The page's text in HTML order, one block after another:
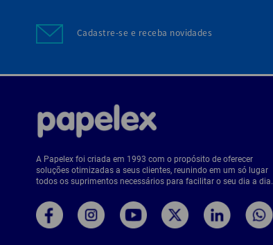
Cadastre-se e receba novidades
A Papelex foi criada em 1993 com o propósito de oferecer
soluções otimizadas a seus clientes, reunindo em um só lugar
todos os suprimentos necessários para facilitar o seu dia a dia.